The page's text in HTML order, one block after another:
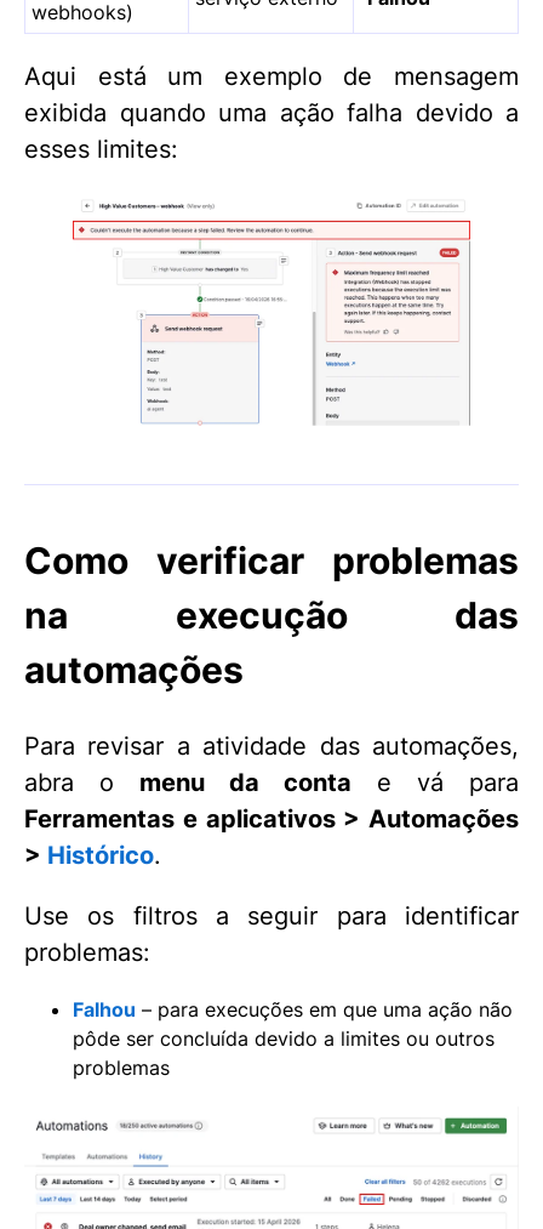
webhooks)
Aqui está um exemplo de mensagem
exibida quando uma ação falha devido a
esses limites:
Como verificar problemas
na execução das
automações
Para revisar a atividade das automações,
abra o menu da conta e vá para
Ferramentas e aplicativos > Automações
> Histórico.
Use os filtros a seguir para identificar
problemas:
Falhou – para execuções em que uma ação não
pôde ser concluída devido a limites ou outros
problemas